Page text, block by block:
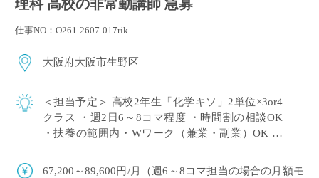
理科 高校の非常勤講師 急募
仕事NO：O261-2607-017rik
大阪府大阪市生野区
＜担当予定＞ 高校2年生「化学キソ」2単位×3or4
クラス ・週2日6～8コマ程度 ・時間割の相談OK
・扶養の範囲内・Wワーク（兼業・副業）OK ・
師で勤務いただける方を募集 […]
67,200～89,600円/月（週6～8コマ担当の場合の月額モ